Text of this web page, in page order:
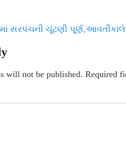
સરપંચની ચૂંટણી
will not be published. Required